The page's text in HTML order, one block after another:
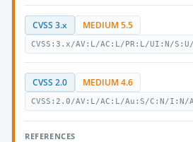
CVSS 3.x MEDIUM 5.5
CVSS:3.x/AV:L/AC:L/PR:L/UI:N/
CVSS 2.0 MEDIUM 4.6
CVSS:2.0/AV:L/AC:L/Au:S/C:N/I:N/
REFERENCES